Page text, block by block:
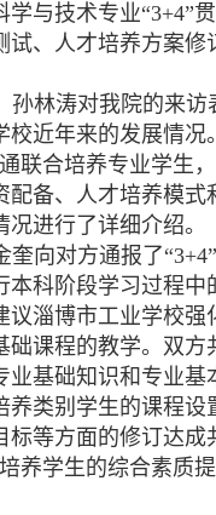
学与技术专业“3+4”
试、人才培养方案修
孙林涛对我院的来访
校近年来的发展情况
联合培养专业学生
配备、人才培养模式
进行了详细介绍。
奎向对方通报了“3+4”
本科阶段学习过程中
议淄博市工业学校强
础课程的教学。双方
业基础知识和专业基
养类别学生的课程设
标等方面的修订达成
养学生的综合素质